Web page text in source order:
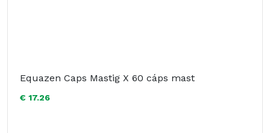
Equazen Caps Mastig X 60 cáps mast
€ 17.26